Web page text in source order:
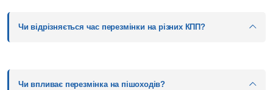
Чи відрізняється час перезмінки на різних КПП?
Чи впливає перезмінка на пішоходів?